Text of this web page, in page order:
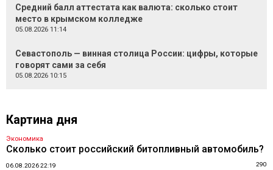
Средний балл аттестата как валюта: сколько стоит
место в крымском колледже
05.08.2026 11:14
Севастополь — винная столица России: цифры, которые
говорят сами за себя
05.08.2026 10:15
Картина дня
Экономика
Сколько стоит российский битопливный автомобиль?
06.08.2026 22:19 290